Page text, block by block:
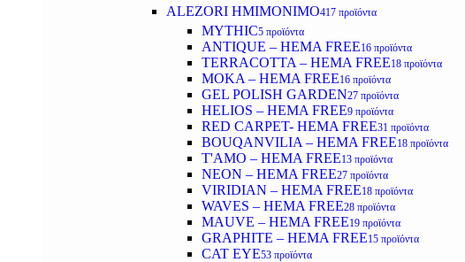
ALEZORI ΗΜΙΜΟΝΙΜΟ417 προϊόντα
MYTHIC5 προϊόντα
ANTIQUE – HEMA FREE16 προϊόντα
TERRACOTTA – HEMA FREE18 προϊόντα
MOKA – HEMA FREE16 προϊόντα
GEL POLISH GARDEN27 προϊόντα
HELIOS – HEMA FREE9 προϊόντα
RED CARPET- HEMA FREE31 προϊόντα
BOUQANVILIA – HEMA FREE18 προϊόντα
T'AMO – HEMA FREE13 προϊόντα
NEON – HEMA FREE27 προϊόντα
VIRIDIAN – HEMA FREE18 προϊόντα
WAVES – HEMA FREE28 προϊόντα
MAUVE – HEMA FREE19 προϊόντα
GRAPHITE – HEMA FREE15 προϊόντα
CAT EYE53 προϊόντα